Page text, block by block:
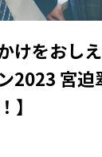
けをおし
2023 宮迫
】